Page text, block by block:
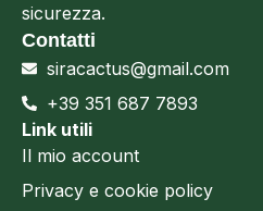
sicurezza.
Contatti
siracactus@gmail.com
+39 351 687 7893
Link utili
Il mio account
Privacy e cookie policy